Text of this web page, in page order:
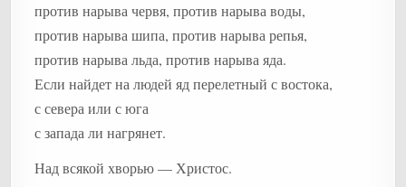
против нарыва червя, против нарыва воды,
против нарыва шипа, против нарыва репья,
против нарыва льда, против нарыва яда.
Если найдет на людей яд перелетный с востока,
с севера или с юга
с запада ли нагрянет.
Над всякой хворью — Христос.